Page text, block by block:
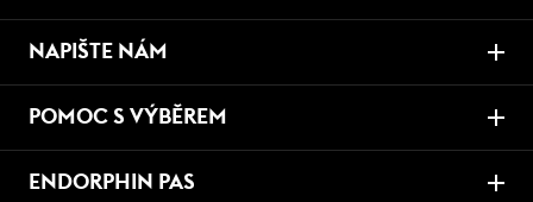
NAPIŠTE NÁM
POMOC S VÝBĚREM
ENDORPHIN PAS